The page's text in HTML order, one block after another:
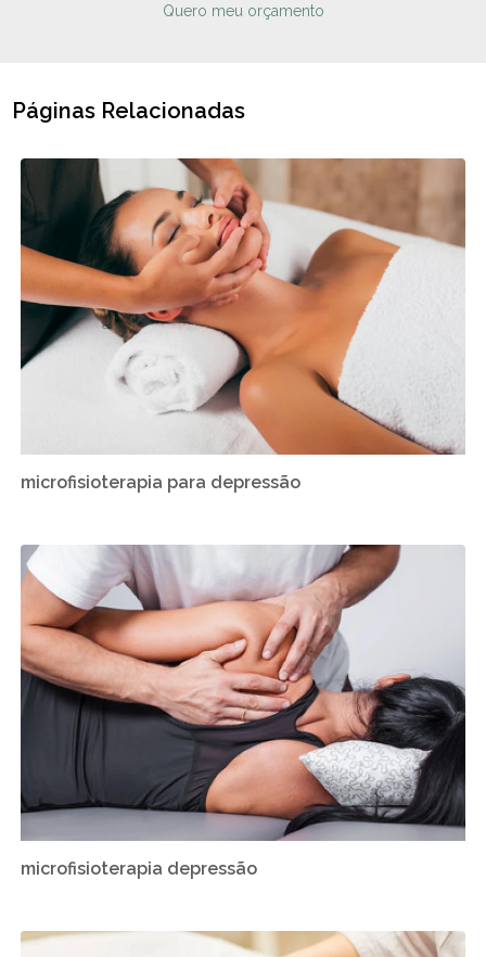
Quero meu orçamento
Páginas Relacionadas
microfisioterapia para depressão
microfisioterapia depressão